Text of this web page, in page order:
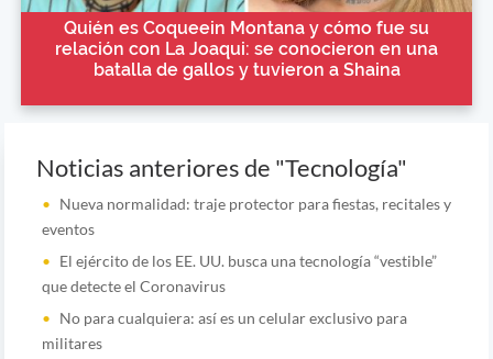
Quién es Coqueein Montana y cómo fue su
relación con La Joaqui: se conocieron en una
batalla de gallos y tuvieron a Shaina
Noticias anteriores de "Tecnología"
Nueva normalidad: traje protector para fiestas, recitales y
eventos
El ejército de los EE. UU. busca una tecnología “vestible”
que detecte el Coronavirus
No para cualquiera: así es un celular exclusivo para
militares